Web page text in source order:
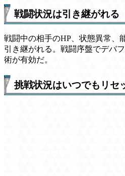
戦闘状況は引き継がれる
戦闘中の相手のHP、状態異常、
引き継がれる。戦闘序盤でデバ
術が有効だ。
挑戦状況はいつでもリセ